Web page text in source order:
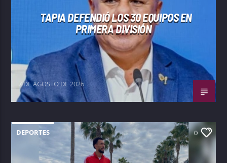
TAPIA DEFENDIÓ LOS 30 EQUIPOS EN
PRIMERA DIVISIÓN
7 DE AGOSTO DE 2026
DEPORTES 0